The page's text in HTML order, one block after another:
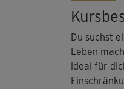
Du suchst
Leben
ideal für